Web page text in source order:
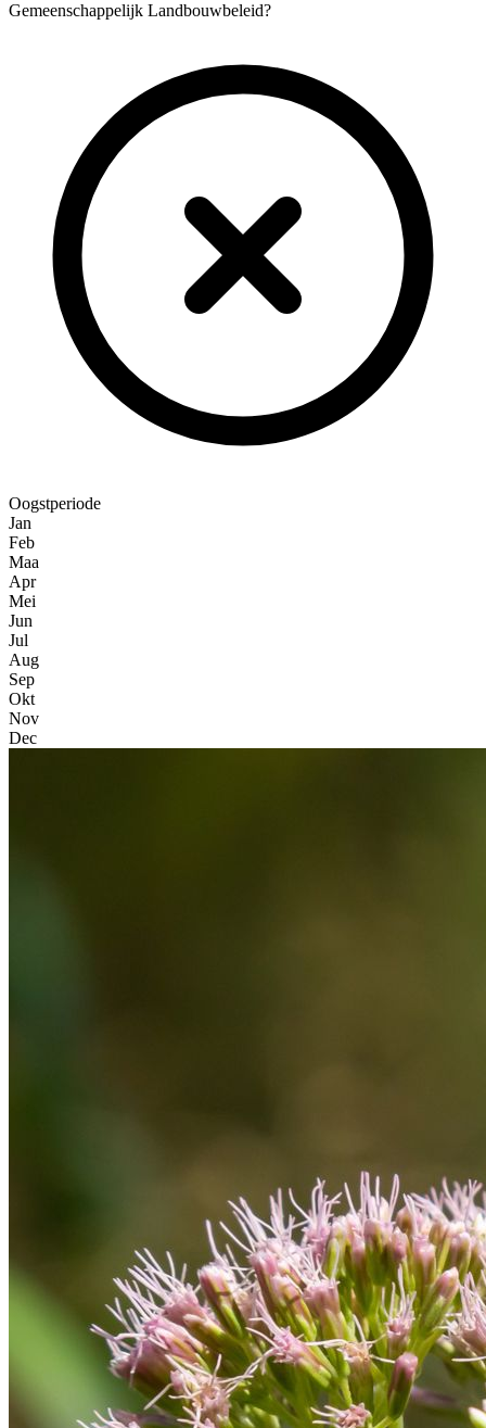
Gemeenschappelijk Landbouwbeleid?
Oogstperiode
Jan
Feb
Maa
Apr
Mei
Jun
Jul
Aug
Sep
Okt
Nov
Dec